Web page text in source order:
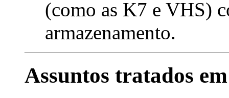
(como as K7 e VHS)
armazenamento.
Assuntos tratados